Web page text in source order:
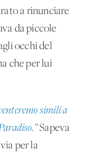
a rinunciare
da piccole
occhi del
che per lui
simili a
Sapeva
per la